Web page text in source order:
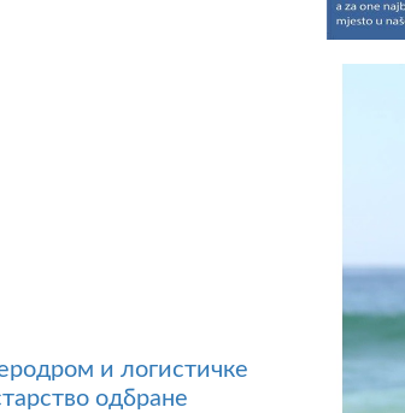
и логистичке
одбране